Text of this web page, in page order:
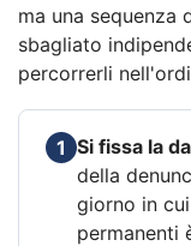
ma una sequenza
sbagliato
percorrerli
1 Si fissa la
della
giorno in
permanenti